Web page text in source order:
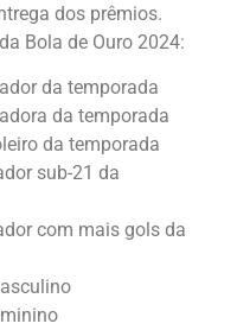
dos prêmios.
Bola de Ouro 2024:
da temporada
da temporada
da temporada
sub-21 da
com mais gols da